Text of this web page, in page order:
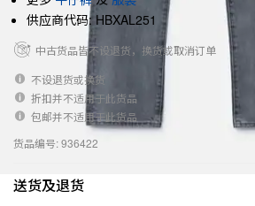
供应商代码: HBXAL251
中古货品皆不设退货，换货或取消订单
不设退货或换货
折扣并不适用于此货品
包邮并不适用于此货品
货品编号: 936422
送货及退货